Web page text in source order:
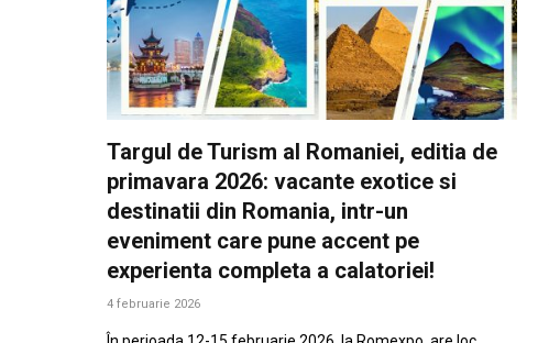
Targul de Turism al Romaniei, editia de
primavara 2026: vacante exotice si
destinatii din Romania, intr-un
eveniment care pune accent pe
experienta completa a calatoriei!
4 februarie 2026